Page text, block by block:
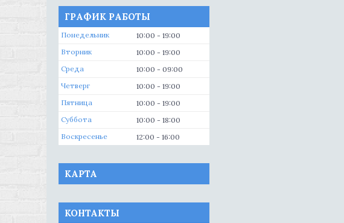
ГРАФИК РАБОТЫ
Понедельник 10:00
19:00
Вторник
10:00
19:00
Среда
10:00
09:00
Четверг
10:00
19:00
Пятница
10:00
19:00
Суббота
10:00
18:00
Воскресенье
12:00 16:00
КАРТА
КОНТАКТЫ